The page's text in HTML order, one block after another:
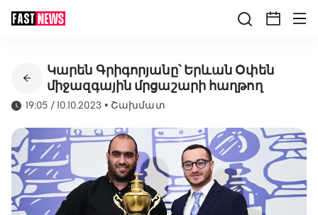
Կարեն Գրիգորյանը՝ Երևան Օփեն
միջազգային մրցաշարի հաղթող
19:05 / 10.10.2023 • Շախմատ